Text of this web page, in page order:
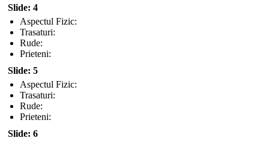
Slide: 4
Aspectul Fizic:
Trasaturi:
Rude:
Prieteni:
Slide: 5
Aspectul Fizic:
Trasaturi:
Rude:
Prieteni:
Slide: 6